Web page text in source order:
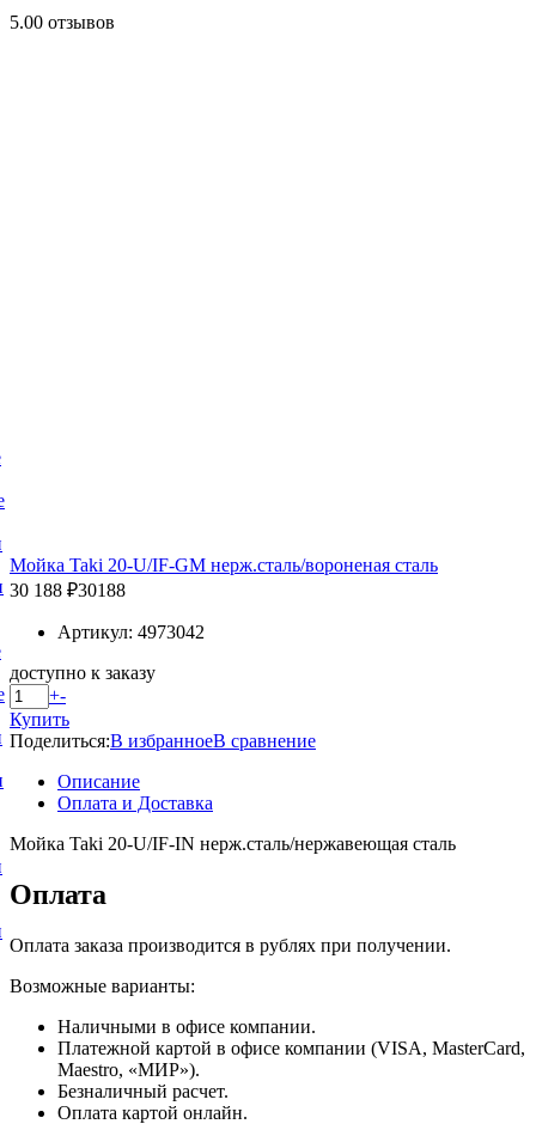
5.00 отзывов
Мойка Taki 20-U/IF-GM нерж.сталь/вороненая сталь
30 188 ₽30188
Артикул: 4973042
доступно к заказу
+-
Купить
Поделиться:В избранноеВ сравнение
Описание
Оплата и Доставка
Мойка Taki 20-U/IF-IN нерж.сталь/нержавеющая сталь
Оплата
Оплата заказа производится в рублях при получении.
Возможные варианты:
Наличными в офисе компании.
Платежной картой в офисе компании (VISA, MasterCard,
Maestro, «МИР»).
Безналичный расчет.
Оплата картой онлайн.